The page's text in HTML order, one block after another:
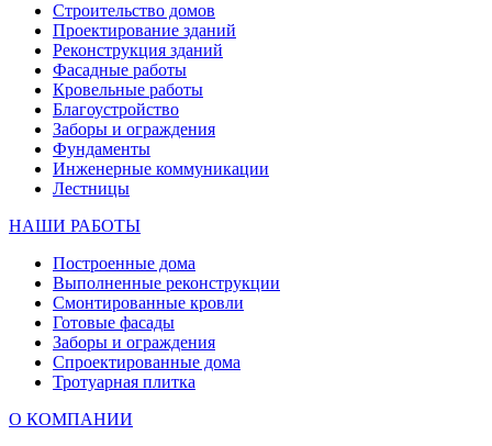
Строительство домов
Проектирование зданий
Реконструкция зданий
Фасадные работы
Кровельные работы
Благоустройство
Заборы и ограждения
Фундаменты
Инженерные коммуникации
Лестницы
НАШИ РАБОТЫ
Построенные дома
Выполненные реконструкции
Смонтированные кровли
Готовые фасады
Заборы и ограждения
Спроектированные дома
Тротуарная плитка
О КОМПАНИИ